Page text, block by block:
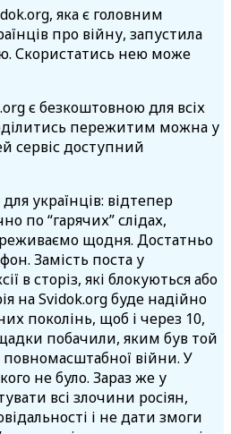
яка є головним
про війну, запустила
Скористатись нею може
є безкоштовною для всіх
пережитим можна у
сервіс доступний
українців: відтепер
по “гарячих” слідах,
щодня. Достатньо
Замість поста у
всторіз, які блокуються або
на Svidok.org буде надійно
поколінь, щоб і через 10,
побачили, яким був той
війни. У
не було. Зараз же у
всі злочини росіян,
і не дати змоги